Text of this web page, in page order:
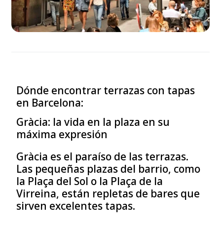
Dónde encontrar terrazas con tapas
en Barcelona:
Gràcia: la vida en la plaza en su
máxima expresión
Gràcia es el paraíso de las terrazas.
Las pequeñas plazas del barrio, como
la Plaça del Sol o la Plaça de la
Virreina, están repletas de bares que
sirven excelentes tapas.